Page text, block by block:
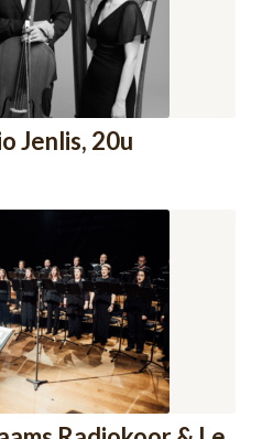
Jenlis, 20u